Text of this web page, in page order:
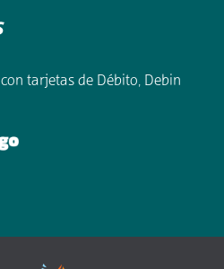
con tarjetas de Débito, Debin